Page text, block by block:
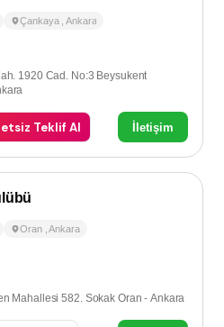
Çankaya ,Ankara
1920 Cad. No:3 Beysukent
Teklif Al İletişim
Oran ,Ankara
Mahallesi 582. Sokak Oran - Ankara